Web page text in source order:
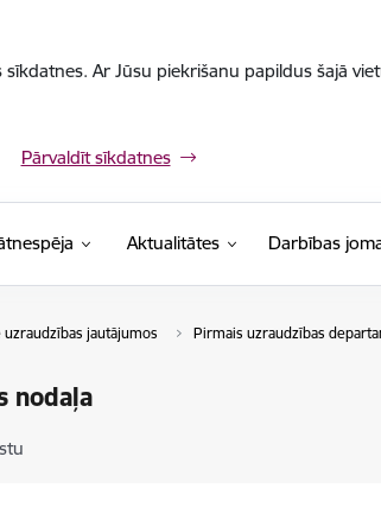
Ar Jūsu piekrišanu papildus šajā
Pārvaldīt sīkdatnes
Aktualitātes Darbības
jautājumos Pirmais uzraudzības
nodaļa